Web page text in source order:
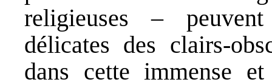
religieuses –
délicates des clairs-
dans cette immense